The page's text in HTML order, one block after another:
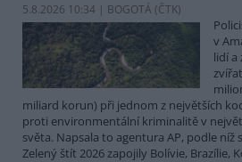
5.8.2026 10:34 | BOGOTÁ (ČTK)
v
lidí a
miliard korun) při jednom z největších
proti environmentální kriminalitě v
světa. Napsala to agentura AP, podle níž
Zelený štít 2026 zapojily Bolívie, Brazílie,